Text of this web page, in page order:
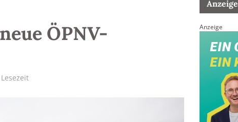
ÖPNV-
Anzeige
Anzeige